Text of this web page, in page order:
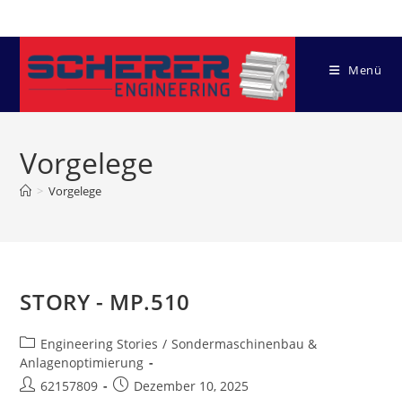
Inhalt
springen
Menü
Vorgelege
> Vorgelege
STORY - MP.510
Beitrags-
Kategorie:
Engineering Stories / Sondermaschinenbau &
Anlagenoptimierung
Beitrags-
62157809
BeitragDezember 10, 2025